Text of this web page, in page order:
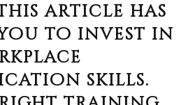
this article has
to invest in
skills.